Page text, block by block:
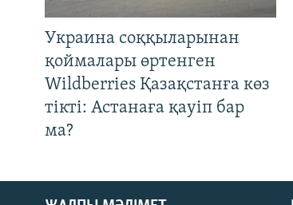
Украина соққыларынан
қоймалары өртенген
Wildberries Қазақстанға көз
тікті: Астанаға қауіп бар
ма?